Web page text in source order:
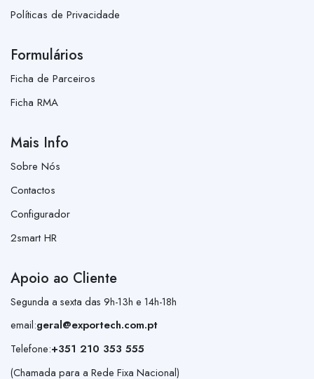
Políticas de Privacidade
Formulários
Ficha de Parceiros
Ficha RMA
Mais Info
Sobre Nós
Contactos
Configurador
2smart HR
Apoio ao Cliente
Segunda a sexta das 9h-13h e 14h-18h
email:geral@exportech.com.pt
Telefone:+351 210 353 555
(Chamada para a Rede Fixa Nacional)